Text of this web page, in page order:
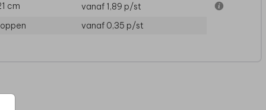
MENUKAART MENUKAART
cm
vanaf 1,89 p/st
vanaf 0,35 p/st